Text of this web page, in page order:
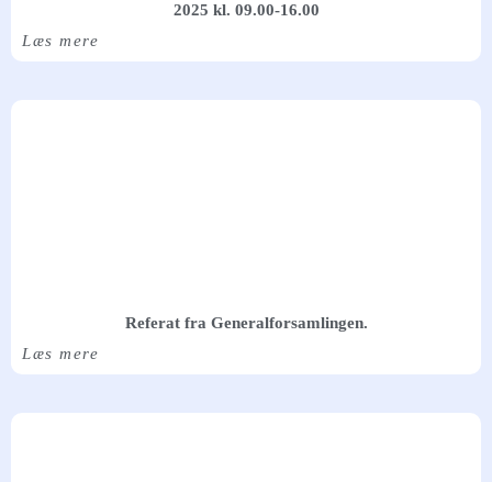
2025 kl. 09.00-16.00
Læs mere
Referat fra Generalforsamlingen.
Læs mere